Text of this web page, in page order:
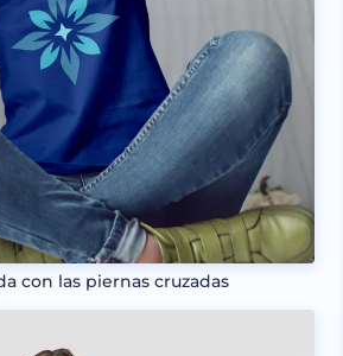
con las piernas cruzadas